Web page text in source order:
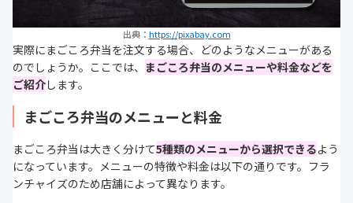
出典： https://pixabay.com
実際にまごころ弁当を注文する場合、どのようなメニューがある
のでしょうか。ここでは、 まごころ弁当のメニューや料金などを
ご紹介します。
まごころ弁当のメニューと料金
まごころ弁当は大きく分けて5種類のメニューから選択できるよう
になっています。メニューの特徴や料金は以下の通りです。フラ
ンチャイズのため店舗によって異なります。